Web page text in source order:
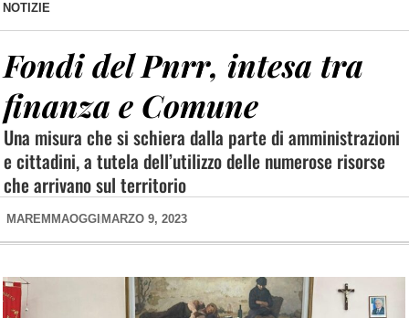
NOTIZIE
Fondi del Pnrr, intesa tra
finanza e Comune
Una misura che si schiera dalla parte di amministrazioni
e cittadini, a tutela dell’utilizzo delle numerose risorse
che arrivano sul territorio
MAREMMAOGGI MARZO 9, 2023